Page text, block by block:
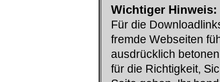
Wichtiger Hinweis:
Für die
fremde Webseiten
ausdrücklich
für die Richtigkeit,